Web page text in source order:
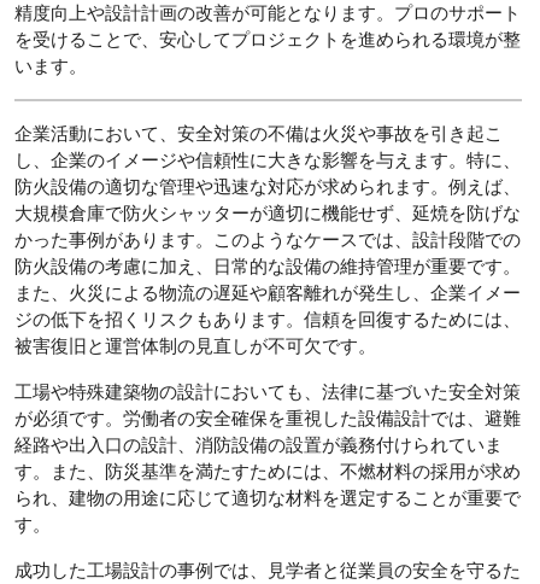
精度向上や設計計画の改善が可能となります。プロのサポート
を受けることで、安心してプロジェクトを進められる環境が整
います。
企業活動において、安全対策の不備は火災や事故を引き起こ
し、企業のイメージや信頼性に大きな影響を与えます。特に、
防火設備の適切な管理や迅速な対応が求められます。例えば、
大規模倉庫で防火シャッターが適切に機能せず、延焼を防げな
かった事例があります。このようなケースでは、設計段階での
防火設備の考慮に加え、日常的な設備の維持管理が重要です。
また、火災による物流の遅延や顧客離れが発生し、企業イメー
ジの低下を招くリスクもあります。信頼を回復するためには、
被害復旧と運営体制の見直しが不可欠です。
工場や特殊建築物の設計においても、法律に基づいた安全対策
が必須です。労働者の安全確保を重視した設備設計では、避難
経路や出入口の設計、消防設備の設置が義務付けられていま
す。また、防災基準を満たすためには、不燃材料の採用が求め
られ、建物の用途に応じて適切な材料を選定することが重要で
す。
成功した工場設計の事例では、見学者と従業員の安全を守るた